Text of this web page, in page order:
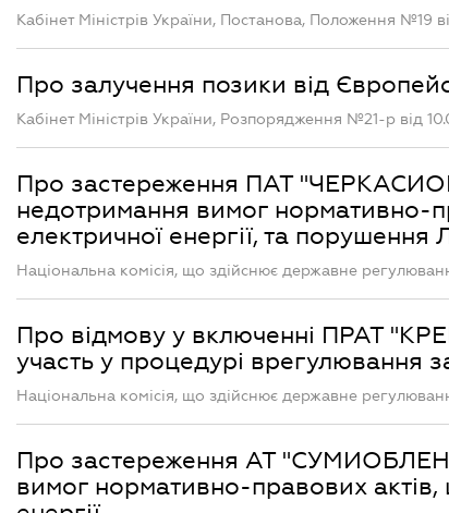
Кабінет Міністрів України, Постанова, Положення №19
Про залучення позики від
Кабінет Міністрів України, Розпорядження №21-р від
Про застереження ПАТ
недотримання вимог нормативно-
електричної енергії, та порушення
Національна комісія, що здійснює державне
Про відмову у включенні ПРАТ
участь у процедурі врегулювання
Національна комісія, що здійснює державне
Про застереження АТ
вимог нормативно-правових